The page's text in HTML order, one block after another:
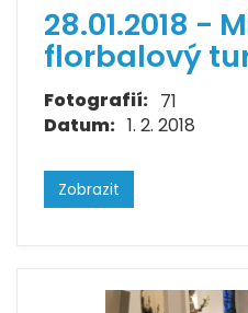
28.01.2018 -
florbalový
Fotografií: 71
Datum: 1. 2. 2018
Zobrazit